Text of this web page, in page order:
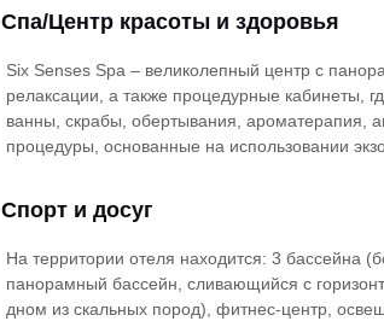
Спа/Центр красоты и здоровья
Six Senses Spa – великолепный центр с
релаксации, а также процедурные кабинеты,
ванны, скрабы, обертывания, ароматерапия,
процедуры, основанные на использовании
Спорт и досуг
На территории отеля находится: 3 бассейна
панорамный бассейн, сливающийся с
дном из скальных пород), фитнес-центр,